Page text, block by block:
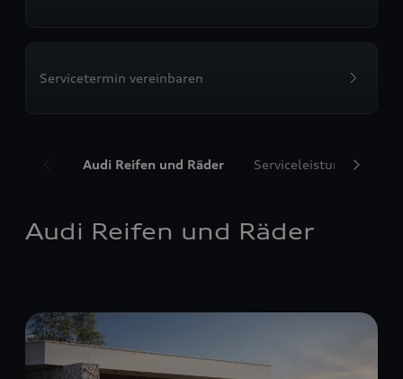
Servicetermin vereinbaren
Audi Reifen und Räder Serviceleistungen
Audi Reifen und Räder